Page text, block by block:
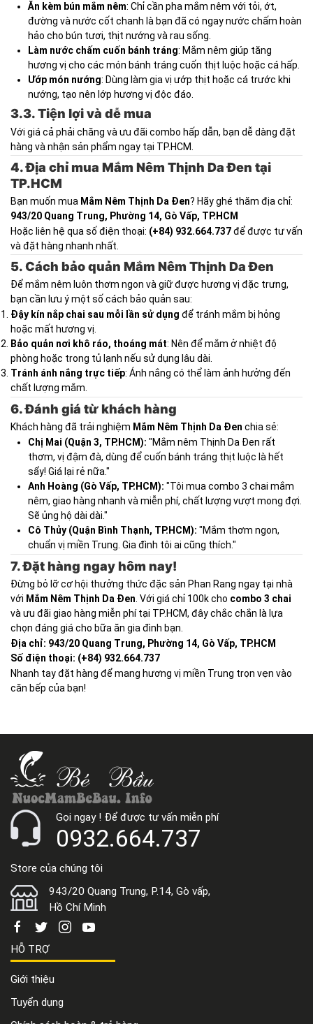
Ăn kèm bún mắm nêm: Chỉ cần pha mắm nêm với tỏi, ớt,
đường và nước cốt chanh là bạn đã có ngay nước chấm hoàn
hảo cho bún tươi, thịt nướng và rau sống.
Làm nước chấm cuốn bánh tráng: Mắm nêm giúp tăng
hương vị cho các món bánh tráng cuốn thịt luộc hoặc cá hấp.
Ướp món nướng: Dùng làm gia vị ướp thịt hoặc cá trước khi
nướng, tạo nên lớp hương vị độc đáo.
3.3. Tiện lợi và dễ mua
Với giá cả phải chăng và ưu đãi combo hấp dẫn, bạn dễ dàng đặt
hàng và nhận sản phẩm ngay tại TP.HCM.
4. Địa chỉ mua Mắm Nêm Thịnh Da Đen tại
TP.HCM
Bạn muốn mua Mắm Nêm Thịnh Da Đen? Hãy ghé thăm địa chỉ:
943/20 Quang Trung, Phường 14, Gò Vấp, TP.HCM
Hoặc liên hệ qua số điện thoại: (+84) 932.664.737để được tư vấn
và đặt hàng nhanh nhất.
5. Cách bảo quản Mắm Nêm Thịnh Da Đen
Để mắm nêm luôn thơm ngon và giữ được hương vị đặc trưng,
bạn cần lưu ý một số cách bảo quản sau:
Đậy kín nắp chai sau mỗi lần sử dụng để tránh mắm bị hỏng
hoặc mất hương vị.
Bảo quản nơi khô ráo, thoáng mát: Nên để mắm ở nhiệt độ
phòng hoặc trong tủ lạnh nếu sử dụng lâu dài.
Tránh ánh nắng trực tiếp: Ánh nắng có thể làm ảnh hưởng đến
chất lượng mắm.
6. Đánh giá từ khách hàng
Khách hàng đã trải nghiệm Mắm Nêm Thịnh Da Đen chia sẻ:
Chị Mai (Quận 3, TP.HCM): "Mắm nêm Thịnh Da Đen rất
thơm, vị đậm đà, dùng để cuốn bánh tráng thịt luộc là hết
sẩy! Giá lại rẻ nữa."
Anh Hoàng (Gò Vấp, TP.HCM): "Tôi mua combo 3 chai mắm
nêm, giao hàng nhanh và miễn phí, chất lượng vượt mong đợi.
Sẽ ủng hộ dài dài."
Cô Thủy (Quận Bình Thạnh, TP.HCM): "Mắm thơm ngon,
chuẩn vị miền Trung. Gia đình tôi ai cũng thích."
7. Đặt hàng ngay hôm nay!
Đừng bỏ lỡ cơ hội thưởng thức đặc sản Phan Rang ngay tại nhà
với Mắm Nêm Thịnh Da Đen. Với giá chỉ 100k cho combo 3 chai
và ưu đãi giao hàng miễn phí tại TP.HCM, đây chắc chắn là lựa
chọn đáng giá cho bữa ăn gia đình bạn.
Địa chỉ: 943/20 Quang Trung, Phường 14, Gò Vấp, TP.HCM
Số điện thoại: (+84) 932.664.737
Nhanh tay đặt hàng để mang hương vị miền Trung trọn vẹn vào
căn bếp của bạn!
Gọi ngay ! Để được tư vấn miễn phí
0932.664.737
Store của chúng tôi
943/20 Quang Trung, P.14, Gò vấp,
Hồ Chí Minh
HỖ TRỢ
Giới thiệu
Tuyển dụng